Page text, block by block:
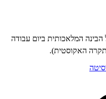
המלאכותית ביום עבודה
האקוסטית).